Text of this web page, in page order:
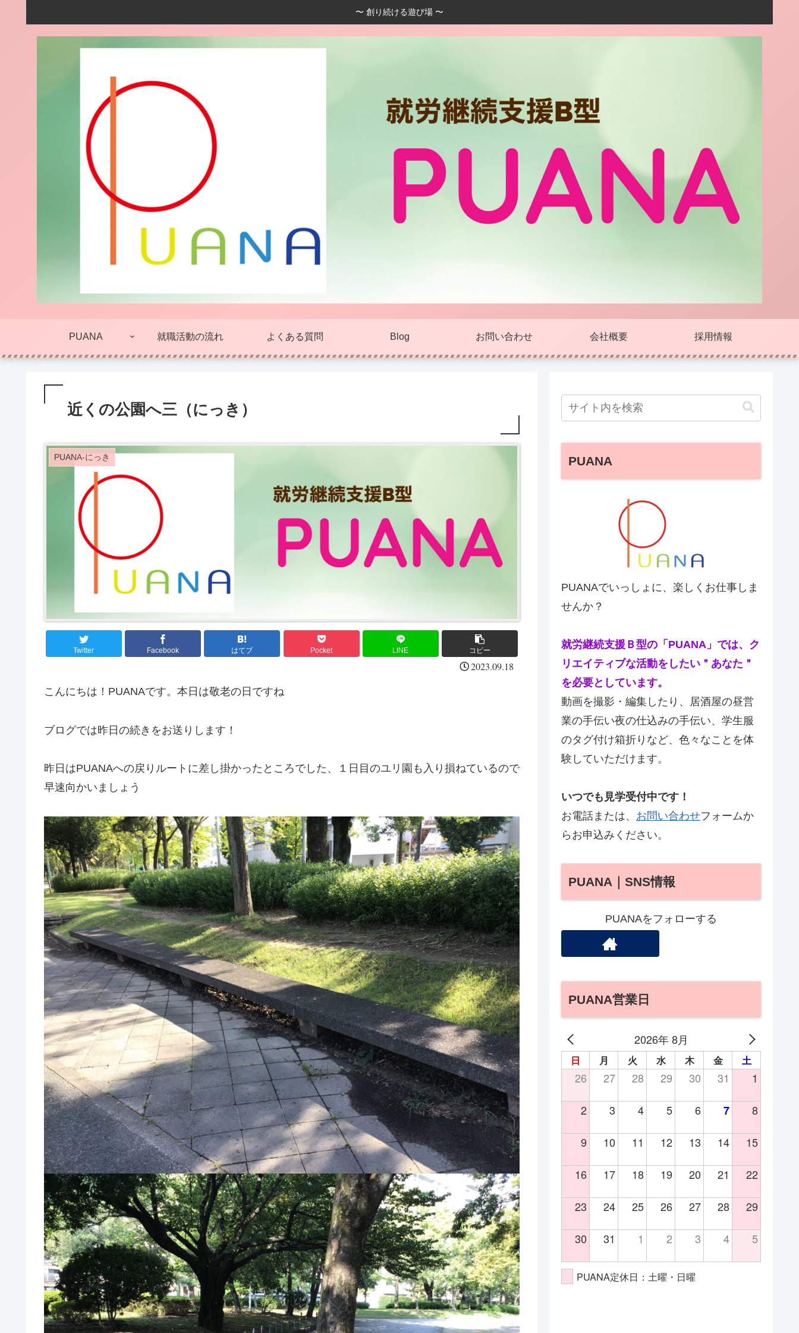
〜 創り続ける遊び場 〜
PUANA 就職活動の流れ よくある質問 Blog お問い合わせ 会社概要 採用情報
近くの公園へ三（にっき）
PUANA-にっき
Twitter Facebook はてブ Pocket LINE コピー
2023.09.18
こんにちは！PUANAです。本日は敬老の日ですね
ブログでは昨日の続きをお送りします！
昨日はPUANAへの戻りルートに差し掛かったところでした、１日目のユリ園も入り損ねているので
早速向かいましょう
PUANA
PUANAでいっしょに、楽しくお仕事しま
せんか？
就労継続支援Ｂ型の「PUANA」では、ク
リエイティブな活動をしたい＂あなた＂
を必要としています。
動画を撮影・編集したり、居酒屋の昼営
業の手伝い夜の仕込みの手伝い、学生服
のタグ付け箱折りなど、色々なことを体
験していただけます。
いつでも見学受付中です！
お電話または、 お問い合わせフォームか
らお申込みください。
PUANA｜SNS情報
PUANAをフォローする
PUANA営業日
2026年 8月
日 月 火 水 木 金 土
26 27 28 29 30 31 1
2 3 4 5 6 7 8
9 10 11 12 13 14 15
16 17 18 19 20 21 22
23 24 25 26 27 28 29
30 31 1 2 3 4 5
PUANA定休日：土曜・日曜